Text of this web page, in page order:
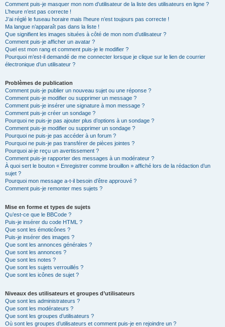
Comment puis-je masquer mon nom d’utilisateur de la liste des utilisateurs en ligne ?
L’heure n’est pas correcte !
J’ai réglé le fuseau horaire mais l’heure n’est toujours pas correcte !
Ma langue n’apparaît pas dans la liste !
Que signifient les images situées à côté de mon nom d’utilisateur ?
Comment puis-je afficher un avatar ?
Quel est mon rang et comment puis-je le modifier ?
Pourquoi m’est-il demandé de me connecter lorsque je clique sur le lien de courrier
électronique d’un utilisateur ?
Problèmes de publication
Comment puis-je publier un nouveau sujet ou une réponse ?
Comment puis-je modifier ou supprimer un message ?
Comment puis-je insérer une signature à mon message ?
Comment puis-je créer un sondage ?
Pourquoi ne puis-je pas ajouter plus d’options à un sondage ?
Comment puis-je modifier ou supprimer un sondage ?
Pourquoi ne puis-je pas accéder à un forum ?
Pourquoi ne puis-je pas transférer de pièces jointes ?
Pourquoi ai-je reçu un avertissement ?
Comment puis-je rapporter des messages à un modérateur ?
À quoi sert le bouton « Enregistrer comme brouillon » affiché lors de la rédaction d’un
sujet ?
Pourquoi mon message a-t-il besoin d’être approuvé ?
Comment puis-je remonter mes sujets ?
Mise en forme et types de sujets
Qu’est-ce que le BBCode ?
Puis-je insérer du code HTML ?
Que sont les émoticônes ?
Puis-je insérer des images ?
Que sont les annonces générales ?
Que sont les annonces ?
Que sont les notes ?
Que sont les sujets verrouillés ?
Que sont les icônes de sujet ?
Niveaux des utilisateurs et groupes d’utilisateurs
Que sont les administrateurs ?
Que sont les modérateurs ?
Que sont les groupes d’utilisateurs ?
Où sont les groupes d’utilisateurs et comment puis-je en rejoindre un ?